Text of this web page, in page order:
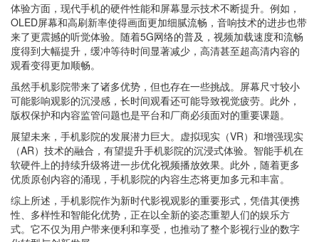
体验方面，现代手机的硬件性能和屏幕显示技术不断提升。例如，
OLED屏幕和高刷新率使得画面更加细腻流畅，音响技术的进步也带
来了更震撼的听觉体验。随着5G网络的普及，视频加载速度和流畅
度得到大幅提升，缓冲等待时间显著减少，高清甚至超高清内容的
观看变得更加顺畅。
虽然手机影院带来了诸多优势，但也存在一些挑战。屏幕尺寸较小
可能影响观影的沉浸感，长时间观看还可能导致视觉疲劳。此外，
版权保护和内容监管问题也是平台和厂商必须面对的重要课题。
展望未来，手机影院的发展潜力巨大。虚拟现实（VR）和增强现实
（AR）技术的融合，有望提升手机影院的沉浸式体验。智能手机在
软硬件上的持续升级将进一步优化视频播放效果。此外，随着更多
优质原创内容的涌现，手机影院的内容生态将更加多元和丰富。
综上所述，手机影院作为新时代影视观影的重要形式，凭借其便携
性、多样性和智能化优势，正在以全新的姿态重塑人们的娱乐方
式。它不仅为用户带来便利和享受，也推动了整个影视行业的数字